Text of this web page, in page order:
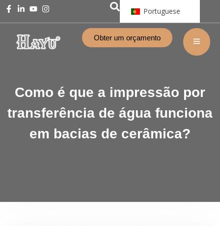
Portuguese
Obter um orçamento
Como é que a impressão por
transferência de água funciona
em bacias de cerâmica?